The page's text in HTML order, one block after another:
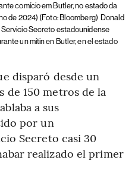
comício em Butler, no estado da
de 2024) (Foto: Bloomberg) Donald
Secreto estadounidense
un mitin en Butler, en el estado
disparó desde un
de 150 metros de la
a sus
por un
Secreto casi 30
realizado el primer